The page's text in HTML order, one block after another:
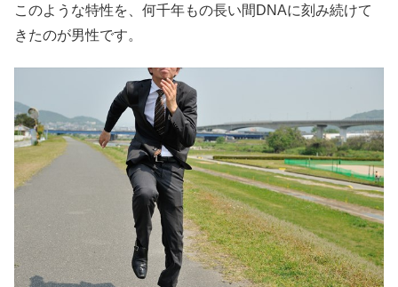
このような特性を、何千年もの長い間DNAに刻み続けて
きたのが男性です。